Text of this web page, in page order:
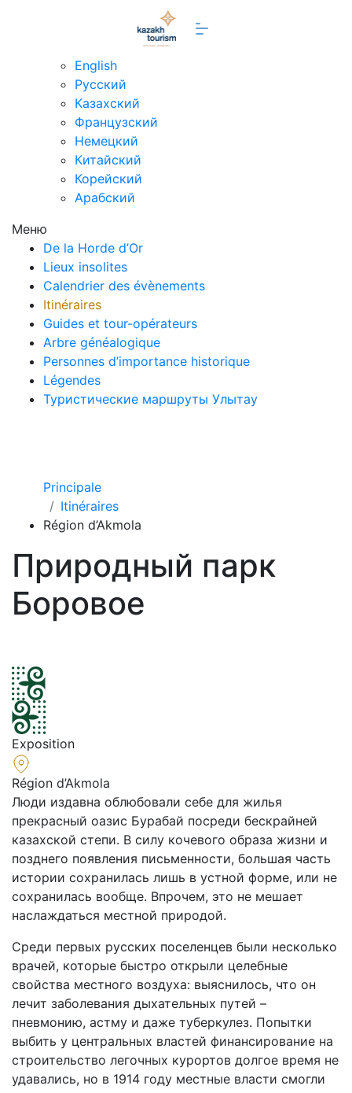
English
Русский
Казахский
Французский
Немецкий
Китайский
Корейский
Арабский
Меню
De la Horde d’Or
Lieux insolites
Calendrier des évènements
Itinéraires
Guides et tour-opérateurs
Arbre généalogique
Personnes d’importance historique
Légendes
Туристические маршруты Улытау
Principale
Itinéraires
Région d’Akmola
Природный парк
Боровое
Exposition
Région d’Akmola
Люди издавна облюбовали себе для жилья
прекрасный оазис Бурабай посреди бескрайней
казахской степи. В силу кочевого образа жизни и
позднего появления письменности, большая часть
истории сохранилась лишь в устной форме, или не
сохранилась вообще. Впрочем, это не мешает
наслаждаться местной природой.
Среди первых русских поселенцев были несколько
врачей, которые быстро открыли целебные
свойства местного воздуха: выяснилось, что он
лечит заболевания дыхательных путей –
пневмонию, астму и даже туберкулез. Попытки
выбить у центральных властей финансирование на
строительство легочных курортов долгое время не
удавались, но в 1914 году местные власти смогли